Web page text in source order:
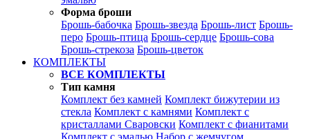
Форма броши
Брошь-бабочка Брошь-звезда Брошь-лист Брошь-
перо Брошь-птица Брошь-сердце Брошь-сова
Брошь-стрекоза Брошь-цветок
КОМПЛЕКТЫ
ВСЕ КОМПЛЕКТЫ
Тип камня
Комплект без камней Комплект бижутерии из
стекла Комплект с камнями Комплект с
кристаллами Сваровски Комплект с фианитами
Комплект с эмалью Набор с жемчугом